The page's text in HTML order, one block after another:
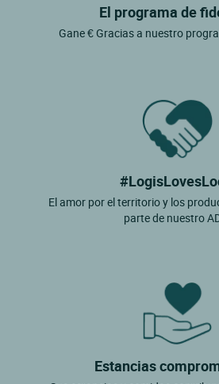
El programa de
Gane € Gracias a nuestro
El amor por el territorio y los
parte de nuestro
Estancias